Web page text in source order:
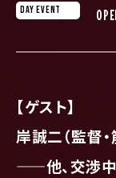
DAY EVENT
【ゲスト】
岸誠二（監督
——他、交渉中